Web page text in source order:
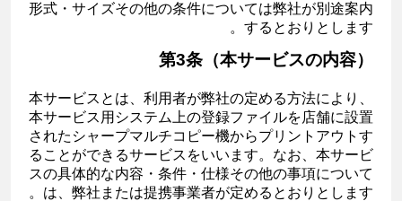
形式・サイズその他の条件については弊社が別途案内
するとおりとします。
第3条（本サービスの内容）
本サービスとは、利用者が弊社の定める方法により、
本サービス用システム上の登録ファイルを店舗に設置
されたシャープマルチコピー機からプリントアウトす
ることができるサービスをいいます。なお、本サービ
スの具体的な内容・条件・仕様その他の事項について
は、弊社または提携事業者が定めるとおりとします。